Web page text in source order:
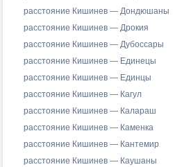
расстояние Кишинев — Дондюшаны
расстояние Кишинев — Дрокия
расстояние Кишинев — Дубоссары
расстояние Кишинев — Единецы
расстояние Кишинев — Единцы
расстояние Кишинев — Кагул
расстояние Кишинев — Калараш
расстояние Кишинев — Каменка
расстояние Кишинев — Кантемир
расстояние Кишинев — Каушаны